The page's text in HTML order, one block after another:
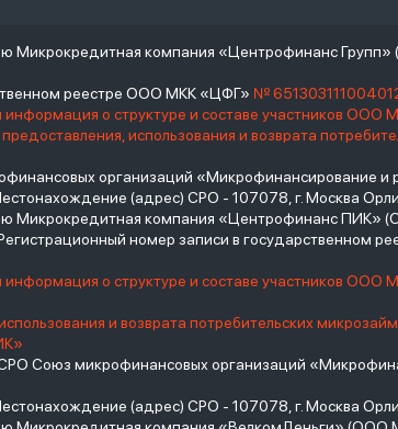
Микрокредитная компания «Центрофинанс
реестре ООО МКК «ЦФГ» №
информация о структуре и составе участников ООО
использования и возврата
организаций «Микрофинансирование и
(адрес) СРО - 107078, г. Москва
Микрокредитная компания «Центрофинанс
номер записи в государственном
информация о структуре и составе участников
и возврата потребительских
Союз микрофинансовых организаций
(адрес) СРО - 107078, г. Москва